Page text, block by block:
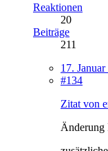
Reaktionen
20
Beiträge
211
17.
#134
Zitat von
Änderung